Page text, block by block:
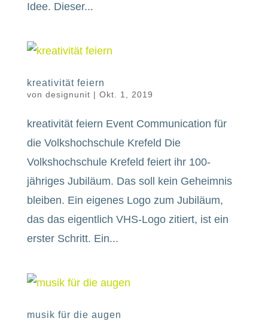
Idee. Dieser...
kreativität feiern
von designunit | Okt. 1, 2019
kreativität feiern Event Communication für
die Volkshochschule Krefeld Die
Volkshochschule Krefeld feiert ihr 100-
jähriges Jubiläum. Das soll kein Geheimnis
bleiben. Ein eigenes Logo zum Jubiläum,
das das eigentlich VHS-Logo zitiert, ist ein
erster Schritt. Ein...
musik für die augen